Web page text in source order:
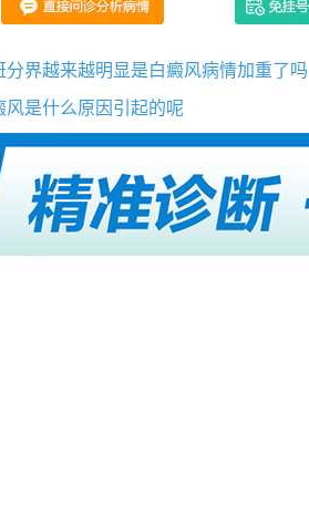
分界越来越明显是白癜风病情加重了吗
风是什么原因引起的呢